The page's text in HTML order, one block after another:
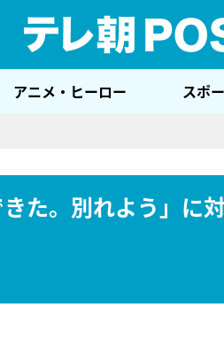
アニメ・ヒーロー スポ
た。別れよう」に